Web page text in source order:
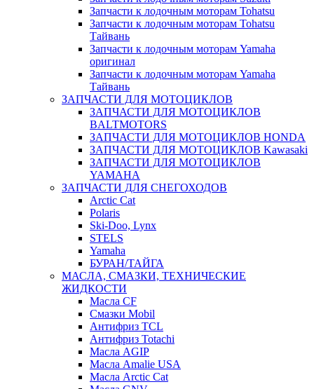
Запчасти к лодочным моторам Tohatsu
Запчасти к лодочным моторам Tohatsu
Тайвань
Запчасти к лодочным моторам Yamaha
оригинал
Запчасти к лодочным моторам Yamaha
Тайвань
ЗАПЧАСТИ ДЛЯ МОТОЦИКЛОВ
ЗАПЧАСТИ ДЛЯ МОТОЦИКЛОВ
BALTMOTORS
ЗАПЧАСТИ ДЛЯ МОТОЦИКЛОВ HONDA
ЗАПЧАСТИ ДЛЯ МОТОЦИКЛОВ Kawasaki
ЗАПЧАСТИ ДЛЯ МОТОЦИКЛОВ
YAMAHA
ЗАПЧАСТИ ДЛЯ СНЕГОХОДОВ
Arctic Cat
Polaris
Ski-Doo, Lynx
STELS
Yamaha
БУРАН/ТАЙГА
МАСЛА, СМАЗКИ, ТЕХНИЧЕСКИЕ
ЖИДКОСТИ
Масла CF
Смазки Mobil
Антифриз TCL
Антифриз Totachi
Масла AGIP
Масла Amalie USA
Масла Arctic Cat